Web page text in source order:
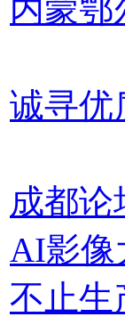
内蒙
诚寻优
成都论
AI影像
不止生